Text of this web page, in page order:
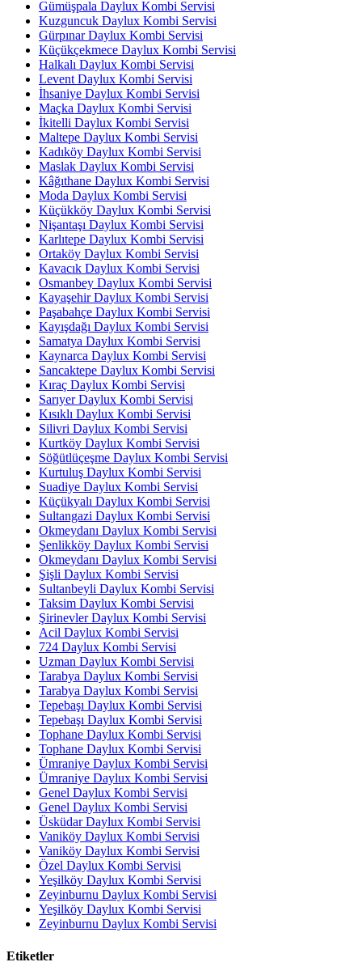
Gümüşpala Daylux Kombi Servisi
Kuzguncuk Daylux Kombi Servisi
Gürpınar Daylux Kombi Servisi
Küçükçekmece Daylux Kombi Servisi
Halkalı Daylux Kombi Servisi
Levent Daylux Kombi Servisi
İhsaniye Daylux Kombi Servisi
Maçka Daylux Kombi Servisi
İkitelli Daylux Kombi Servisi
Maltepe Daylux Kombi Servisi
Kadıköy Daylux Kombi Servisi
Maslak Daylux Kombi Servisi
Kâğıthane Daylux Kombi Servisi
Moda Daylux Kombi Servisi
Küçükköy Daylux Kombi Servisi
Nişantaşı Daylux Kombi Servisi
Karlıtepe Daylux Kombi Servisi
Ortaköy Daylux Kombi Servisi
Kavacık Daylux Kombi Servisi
Osmanbey Daylux Kombi Servisi
Kayaşehir Daylux Kombi Servisi
Paşabahçe Daylux Kombi Servisi
Kayışdağı Daylux Kombi Servisi
Samatya Daylux Kombi Servisi
Kaynarca Daylux Kombi Servisi
Sancaktepe Daylux Kombi Servisi
Kıraç Daylux Kombi Servisi
Sarıyer Daylux Kombi Servisi
Kısıklı Daylux Kombi Servisi
Silivri Daylux Kombi Servisi
Kurtköy Daylux Kombi Servisi
Söğütlüçeşme Daylux Kombi Servisi
Kurtuluş Daylux Kombi Servisi
Suadiye Daylux Kombi Servisi
Küçükyalı Daylux Kombi Servisi
Sultangazi Daylux Kombi Servisi
Okmeydanı Daylux Kombi Servisi
Şenlikköy Daylux Kombi Servisi
Okmeydanı Daylux Kombi Servisi
Şişli Daylux Kombi Servisi
Sultanbeyli Daylux Kombi Servisi
Taksim Daylux Kombi Servisi
Şirinevler Daylux Kombi Servisi
Acil Daylux Kombi Servisi
724 Daylux Kombi Servisi
Uzman Daylux Kombi Servisi
Tarabya Daylux Kombi Servisi
Tarabya Daylux Kombi Servisi
Tepebaşı Daylux Kombi Servisi
Tepebaşı Daylux Kombi Servisi
Tophane Daylux Kombi Servisi
Tophane Daylux Kombi Servisi
Ümraniye Daylux Kombi Servisi
Ümraniye Daylux Kombi Servisi
Genel Daylux Kombi Servisi
Genel Daylux Kombi Servisi
Üsküdar Daylux Kombi Servisi
Vaniköy Daylux Kombi Servisi
Vaniköy Daylux Kombi Servisi
Özel Daylux Kombi Servisi
Yeşilköy Daylux Kombi Servisi
Zeyinburnu Daylux Kombi Servisi
Yeşilköy Daylux Kombi Servisi
Zeyinburnu Daylux Kombi Servisi
Etiketler